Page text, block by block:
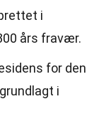
i
års fravær.
for den
i